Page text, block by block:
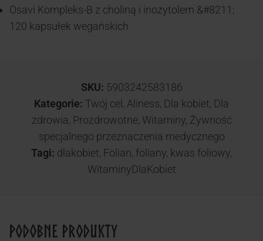
Osavi Kompleks-B z choliną i inozytolem &#8211;
120 kapsułek wegańskich
SKU: 5903242583186
Kategorie: Twój cel , Aliness, Dla kobiet, Dla
zdrowia, Prozdrowotne, Witaminy, Żywność
specjalnego przeznaczenia medycznego
Tagi: dlakobiet, Folian, foliany, kwas foliowy,
WitaminyDlaKobiet
Podobne produkty